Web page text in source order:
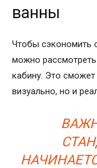
ванны
Чтобы сэкономить
можно
кабину. Это
визуально, но и